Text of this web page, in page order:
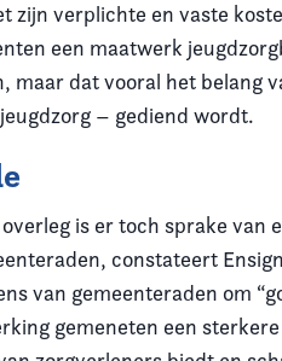
zijn verplichte en vaste
een maatwerk
maar dat vooral het belang
– gediend wordt.
is er toch sprake van
constateert
van gemeenteraden om
gemeneten een sterkere